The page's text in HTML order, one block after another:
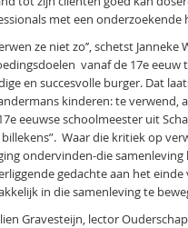
met een
ze niet zo’’, schetst
vanaf de 17e eeuw
en succesvolle burger. Dat
kinderen: te verwend,
eeuwse schoolmeester uit
billekens”. Waar die kritiek op
ondervinden-die
gedachte aan het
in die samenleving te
Gravesteijn, lector